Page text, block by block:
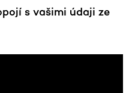
s vašimi údaji ze